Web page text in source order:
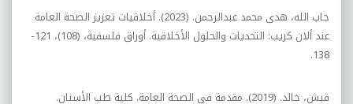
جاب الله، هدى محمد عبدالرحمن. (2023). أخلاقيات تعزيز الصحة العامة
عند ألان كريب: التحديات والحلول الأخلاقية. أوراق فلسفية، (108)، 121-
138.
قبش، خالد. (2019). مقدمة في الصحة العامة. كلية طب الأسنان.